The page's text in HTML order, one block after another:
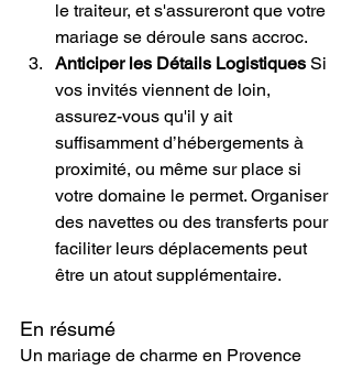
le traiteur, et s'assureront que votre
mariage se déroule sans accroc.
Anticiper les Détails Logistiques Si
vos invités viennent de loin,
assurez-vous qu'il y ait
suffisamment d’hébergements à
proximité, ou même sur place si
votre domaine le permet. Organiser
des navettes ou des transferts pour
faciliter leurs déplacements peut
être un atout supplémentaire.
En résumé
Un mariage de charme en Provence